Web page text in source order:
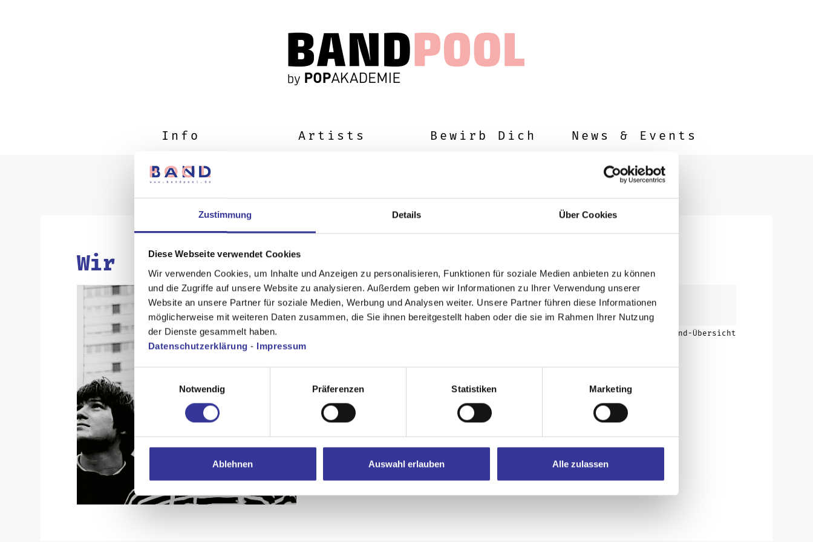
Zustimmung Details Über Cookies
Diese Webseite verwendet Cookies
Wir verwenden Cookies, um Inhalte und Anzeigen zu personalisieren, Funktionen für soziale Medien anbieten zu können
und die Zugriffe auf unsere Website zu analysieren. Außerdem geben wir Informationen zu Ihrer Verwendung unserer
Website an unsere Partner für soziale Medien, Werbung und Analysen weiter. Unsere Partner führen diese Informationen
möglicherweise mit weiteren Daten zusammen, die Sie ihnen bereitgestellt haben oder die sie im Rahmen Ihrer Nutzung
der Dienste gesammelt haben.
Datenschutzerklärung - Impressum
Notwendig
Präferenzen Statistiken Marketing
Ablehnen Auswahl erlauben Alle zulassen
Info Artists Bewirb Dich News & Events
Wir
Zurück zur Band-Übersicht